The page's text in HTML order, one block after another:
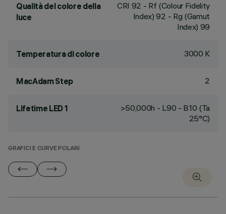
Qualità del colore della
luce
CRI 92 - Rf (Colour Fidelity
Index) 92 - Rg (Gamut
Index) 99
Temperatura di colore 3000 K
MacAdam Step 2
Lifetime LED 1
>50,000h - L90 - B10 (Ta
25°C)
GRAFICI E CURVE POLARI